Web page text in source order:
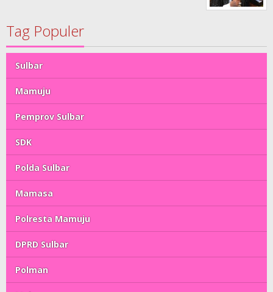
Tag Populer
Sulbar
Mamuju
Pemprov Sulbar
SDK
Polda Sulbar
Mamasa
Polresta Mamuju
DPRD Sulbar
Polman